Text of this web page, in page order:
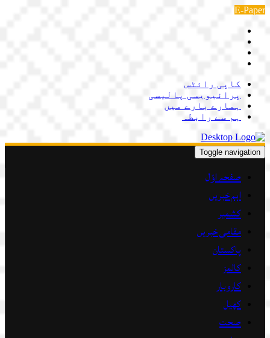
Skip
content
E-Paper
کاپی رائٹس
پرائیویسی پالیسی
ہمارے بارے میں
ہم سے رابطہ
Toggle navigation
صفحہ اوّل
اہم خبریں
کشمیر
مقامی خبریں
پاکستان
کالمز
کاروبار
کھیل
صحت